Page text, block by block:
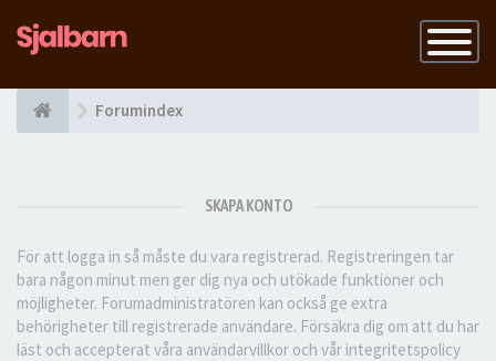
Slå
på
Forumindex
SKAPA KONTO
För att logga in så måste du vara registrerad. Registreringen tar
bara någon minut men ger dig nya och utökade funktioner och
möjligheter. Forumadministratören kan också ge extra
behörigheter till registrerade användare. Försäkra dig om att du har
läst och accepterat våra användarvillkor och vår integritetspolicy